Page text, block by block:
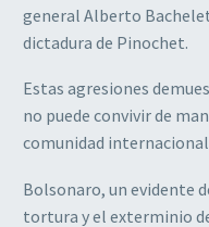
general Alberto
dictadura de Pinochet.
Estas agresiones
no puede convivir de
comunidad
Bolsonaro, un evidente
tortura y el exterminio